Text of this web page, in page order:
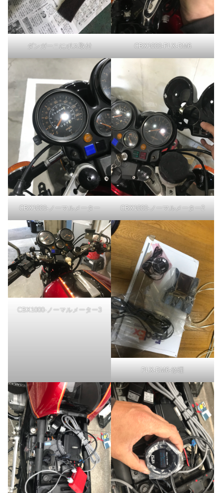
ダンガーニにボス取付 CBX1000-PLX-DM6
CBX1000-ノーマルメーター CBX1000-ノーマルメーター2
CBX1000-ノーマルメーター3
PLX-DM6-修理